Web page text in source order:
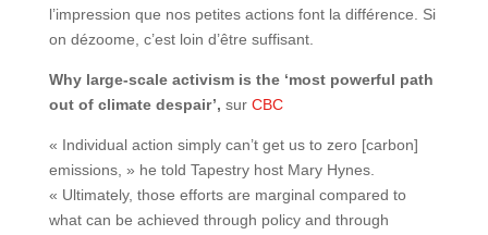
l’impression que nos petites actions font la différence. Si
on dézoome, c’est loin d’être suffisant.
Why large-scale activism is the ‘most powerful path
out of climate despair’, sur CBC
« Individual action simply can’t get us to zero [carbon]
emissions, » he told Tapestry host Mary Hynes.
« Ultimately, those efforts are marginal compared to
what can be achieved through policy and through